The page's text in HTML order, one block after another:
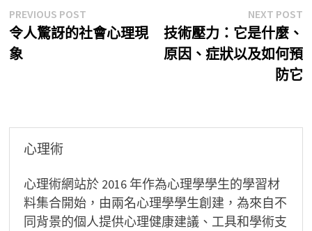
文
章
導
PREVIOUS POSTPrevious
post:
令人驚訝的社會心理現
象
NEXT POST
技術壓力：它是什麼、
原因、症狀以及如何預
防它
心理術
心理術網站於 2016 年作為心理學學生的學習材
料集合開始，由兩名心理學學生創建，為來自不
同背景的個人提供心理健康建議、工具和學術支